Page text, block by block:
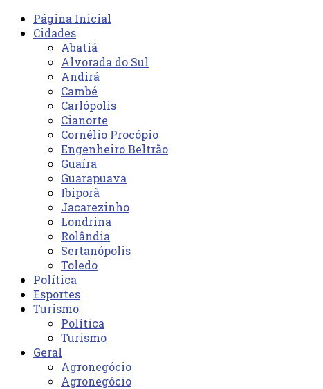
Página Inicial
Cidades
Abatiá
Alvorada do Sul
Andirá
Cambé
Carlópolis
Cianorte
Cornélio Procópio
Engenheiro Beltrão
Guaíra
Guarapuava
Ibiporã
Jacarezinho
Londrina
Rolândia
Sertanópolis
Toledo
Política
Esportes
Turismo
Política
Turismo
Geral
Agronegócio
Agronegócio